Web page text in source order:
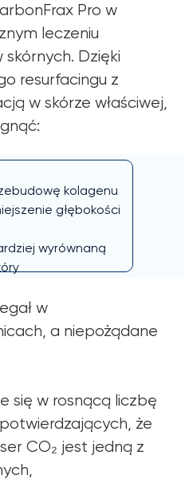
Pro w
leczeniu
Dzięki
resurfacingu z
w skórze właściwej,
kolagenu
głębokości
wyrównaną
poprawę
w
a niepożądane
się w rosnącą liczbę
że
CO₂ jest jedną z
z dniem
o.o. będzie
w